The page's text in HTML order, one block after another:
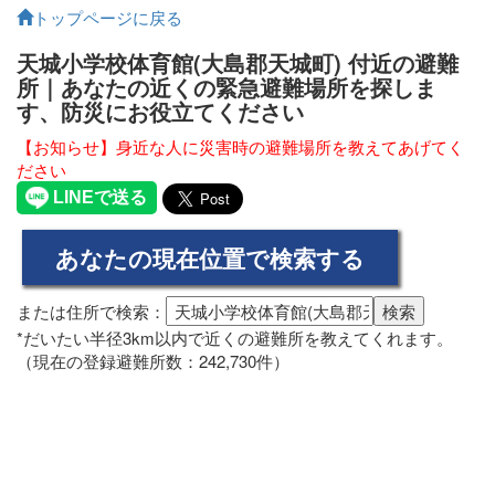
トップページに戻る
天城小学校体育館(大島郡天城町) 付近の避難
所｜あなたの近くの緊急避難場所を探しま
す、防災にお役立てください
【お知らせ】身近な人に災害時の避難場所を教えてあげてく
ださい
または住所で検索：
*だいたい半径3km以内で近くの避難所を教えてくれます。
（現在の登録避難所数：242,730件）